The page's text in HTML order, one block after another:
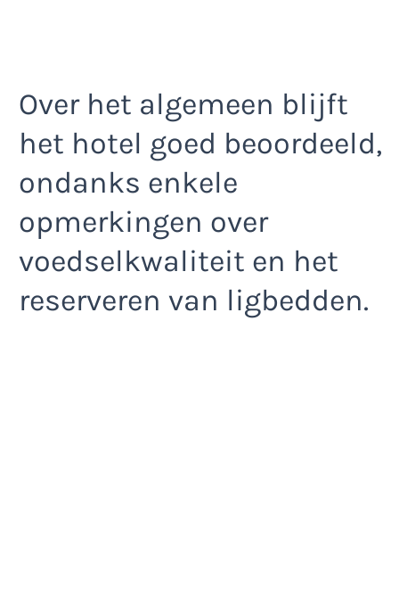
Over het algemeen blijft
het hotel goed beoordeeld,
ondanks enkele
opmerkingen over
voedselkwaliteit en het
reserveren van ligbedden.